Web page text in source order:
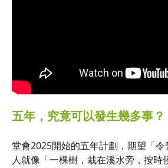
五年，究竟可以發生幾多事？
堂會2025開始的五年計劃，期望「
人就像「一棵樹，栽在溪水旁，按時